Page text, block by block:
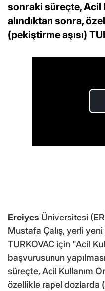
sonraki süreçte, Acil
alındıktan sonra,
(pekiştirme aşısı)
Erciyes Üniversitesi
Mustafa Çalış, yerli yeni
TURKOVAC için "Acil
başvurusunun
süreçte, Acil Kullanım
özellikle rapel dozlarda